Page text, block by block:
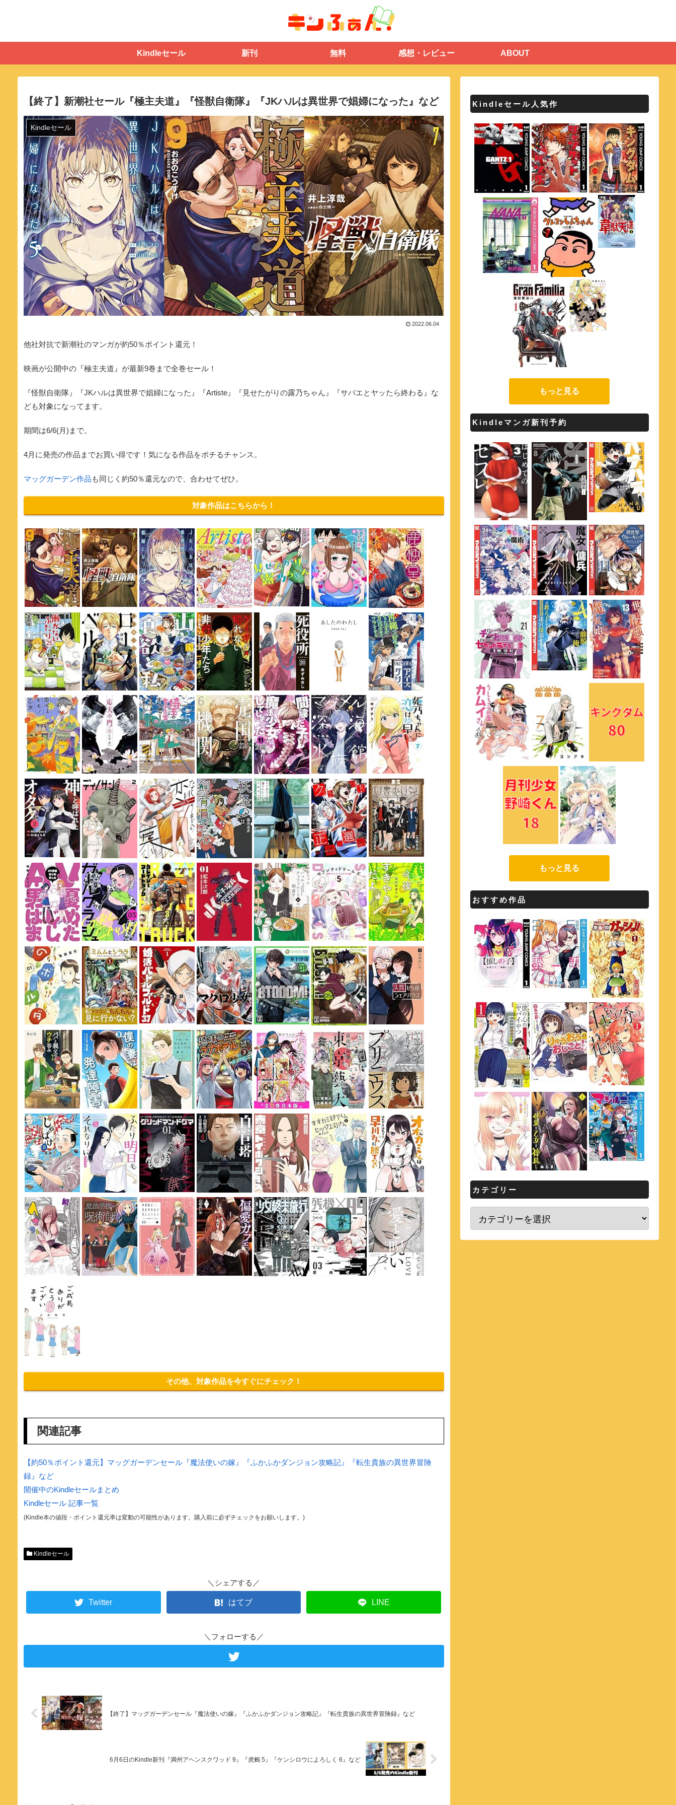
Kindleセール 新刊 無料 感想・レビュー ABOUT
【終了】新潮社セール『極主夫道』『怪獣自衛隊』『JKハルは異世界で娼婦になった』など
Kindleセール
2022.06.04
他社対抗で新潮社のマンガが約50％ポイント還元！
映画が公開中の『極主夫道』が最新9巻まで全巻セール！
『怪獣自衛隊』『JKハルは異世界で娼婦になった』『Artiste』『見せたがりの露乃ちゃん』『サバエとヤッたら終わる』な
ども対象になってます。
期間は6/6(月)まで。
4月に発売の作品までお買い得です！気になる作品をポチるチャンス。
マッグガーデン作品 も同じく約50％還元なので、合わせてぜひ。
対象作品はこちらから！
その他、対象作品を今すぐにチェック！
関連記事
【約50％ポイント還元】マッグガーデンセール『魔法使いの嫁』『ふかふかダンジョン攻略記』『転生貴族の異世界冒険
録』など
開催中のKindleセールまとめ
Kindleセール 記事一覧
(Kindle本の値段・ポイント還元率は変動の可能性があります。購入前に必ずチェックをお願いします。)
Kindleセール
＼シェアする／
Twitter はてブ LINE
＼フォローする／
【終了】マッグガーデンセール『魔法使いの嫁』『ふかふかダンジョン攻略記』『転生貴族の異世界冒険録』など
6月6日のKindle新刊『満州アヘンスクワッド 9』『虎鶫 5』『ケンシロウによろしく 6』など
Kindleセール人気作
もっと見る
Kindleマンガ新刊予約
もっと見る
おすすめ作品
カテゴリー